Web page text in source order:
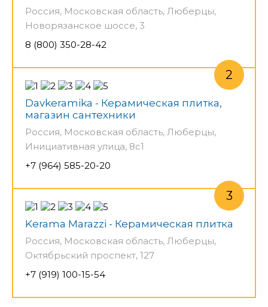
Россия, Московская область, Люберцы,
Новорязанское шоссе, 3
8 (800) 350-28-42
Davkeramika - Керамическая плитка,
магазин сантехники
Россия, Московская область, Люберцы,
Инициативная улица, 8с1
+7 (964) 585-20-20
Kerama Marazzi - Керамическая плитка
Россия, Московская область, Люберцы,
Октябрьский проспект, 127
+7 (919) 100-15-54